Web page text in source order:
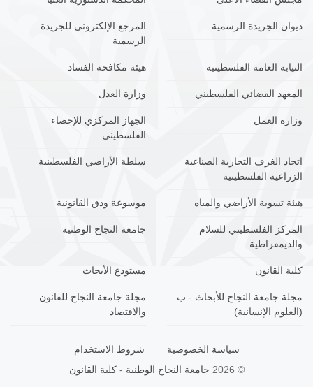
ديوان الجريدة الرسمية
المرجع الإلكتروني للجريدة
الرسمية
النيابة العامة الفلسطينية هيئة مكافحة الفساد
المعهد القضائي الفلسطيني وزارة العدل
وزارة العمل
الجهاز المركزي للإحصاء
الفلسطيني
اتحاد الغرف التجارية الصناعية
الزراعية الفلسطينية
سلطة الأراضي الفلسطينية
هيئة تسوية الأراضي والمياه موسوعة ودق القانونية
المركز الفلسطيني للسلام
والديمقراطية
جامعة النجاح الوطنية
كلية القانون مستودع الأبحاث
مجلة جامعة النجاح للأبحاث - ب
(العلوم الإنسانية)
مجلة جامعة النجاح للقانون
والاقتصاد
سياسة الخصوصية
شروط الاستخدام
© 2026
جامعة النجاح الوطنية -كلية القانون